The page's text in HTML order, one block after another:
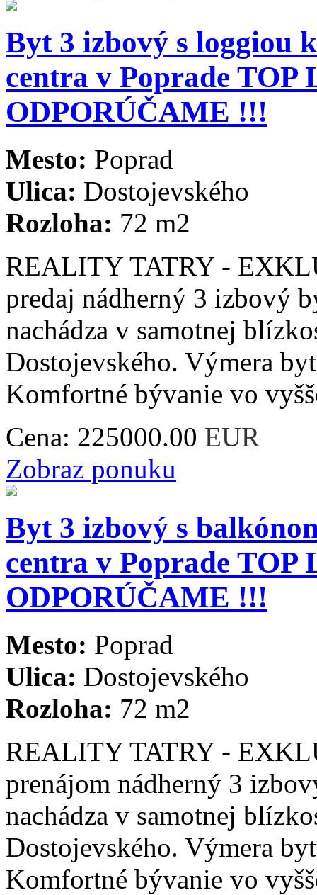
Byt 3 izbový s loggiou
centra v Poprade
ODPORÚČAME !!!
Mesto: Poprad
Ulica: Dostojevského
Rozloha: 72 m2
REALITY TATRY -
predaj nádherný 3 izbový
nachádza v samotnej
Dostojevského. Výmera
Komfortné bývanie vo
Cena: 225000.00 EUR
Zobraz ponuku
Byt 3 izbový s
centra v Poprade
ODPORÚČAME !!!
Mesto: Poprad
Ulica: Dostojevského
Rozloha: 72 m2
REALITY TATRY -
prenájom nádherný 3
nachádza v samotnej
Dostojevského. Výmera
Komfortné bývanie vo